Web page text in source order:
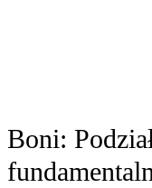
Boni: